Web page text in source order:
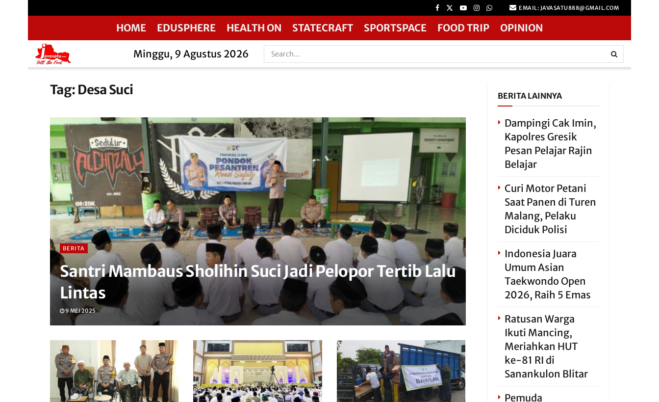
EMAIL: JAVASATU888@GMAIL.COM
HOME EDUSPHERE HEALTH ON STATECRAFT SPORTSPACE FOOD TRIP OPINION
Minggu, 9 Agustus 2026
Tag: Desa Suci
BERITA
Santri Mambaus Sholihin Suci Jadi Pelopor Tertib Lalu
Lintas
9 MEI 2025
BERITA LAINNYA
Dampingi Cak Imin,
Kapolres Gresik
Pesan Pelajar Rajin
Belajar
Curi Motor Petani
Saat Panen di Turen
Malang, Pelaku
Diciduk Polisi
Indonesia Juara
Umum Asian
Taekwondo Open
2026, Raih 5 Emas
Ratusan Warga
Ikuti Mancing,
Meriahkan HUT
ke-81 RI di
Sanankulon Blitar
Pemuda